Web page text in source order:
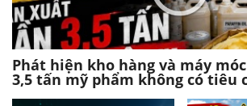
Phát hiện kho hàng và máy
3,5 tấn mỹ phẩm không có tiêu